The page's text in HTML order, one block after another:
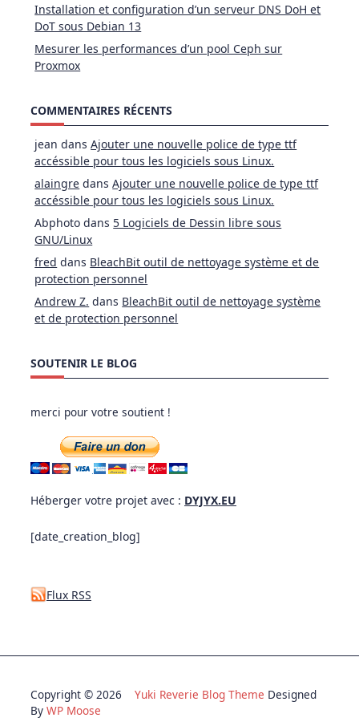
Installation et configuration d’un serveur DNS DoH et
DoT sous Debian 13
Mesurer les performances d’un pool Ceph sur
Proxmox
COMMENTAIRES RÉCENTS
jean dansAjouter une nouvelle police de type ttf
accéssible pour tous les logiciels sous Linux.
alaingre dansAjouter une nouvelle police de type ttf
accéssible pour tous les logiciels sous Linux.
Abphoto dans 5 Logiciels de Dessin libre sous
GNU/Linux
fred dans BleachBit outil de nettoyage système et de
protection personnel
Andrew Z. dans BleachBit outil de nettoyage système
et de protection personnel
SOUTENIR LE BLOG
merci pour votre soutient !
Héberger votre projet avec : DYJYX.EU
[date_creation_blog]
Flux RSS
Copyright © 2026 Yuki Reverie Blog Theme Designed
By WP Moose